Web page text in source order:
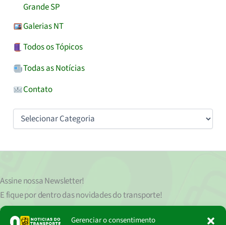
Gerenciar o consentimento
Grande SP
Galerias NT
Todos os Tópicos
Todas as Notícias
Contato
Assine nossaNewsletter!
E fique por dentro das novidades do transporte!
Seu endereço de e-mail